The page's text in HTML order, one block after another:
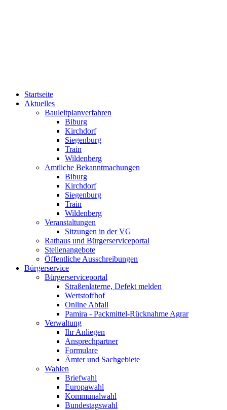
Startseite
Aktuelles
Bauleitplanverfahren
Biburg
Kirchdorf
Siegenburg
Train
Wildenberg
Amtliche Bekanntmachungen
Biburg
Kirchdorf
Siegenburg
Train
Wildenberg
Veranstaltungen
Sitzungen in der VG
Rathaus und Bürgerserviceportal
Stellenangebote
Öffentliche Ausschreibungen
Bürgerservice
Bürgerserviceportal
Straßenlaterne, Defekt melden
Wertstoffhof
Online Abfall
Pamira - Packmittel-Rücknahme Agrar
Verwaltung
Ihr Anliegen
Ansprechpartner
Formulare
Ämter und Sachgebiete
Wahlen
Briefwahl
Europawahl
Kommunalwahl
Bundestagswahl